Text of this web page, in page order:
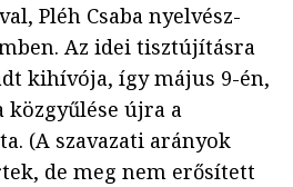
Pléh Csaba nyelvész-
Az idei tisztújításra
kihívója, így május 9-én,
közgyűlése újra a
(A szavazati arányok
de meg nem erősített